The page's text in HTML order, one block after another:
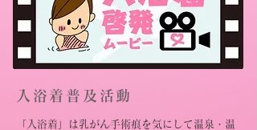
入浴着普及活動
「入浴着」は乳がん手術痕を気にして温泉・温